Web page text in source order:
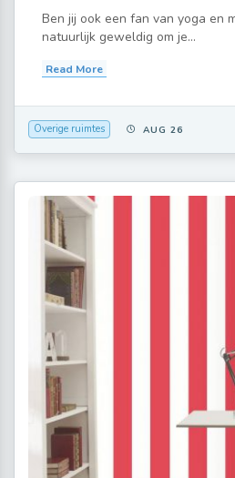
Ben jij ook een fan van yoga en
natuurlijk geweldig om je...
Read More
Overige ruimtes AUG 26